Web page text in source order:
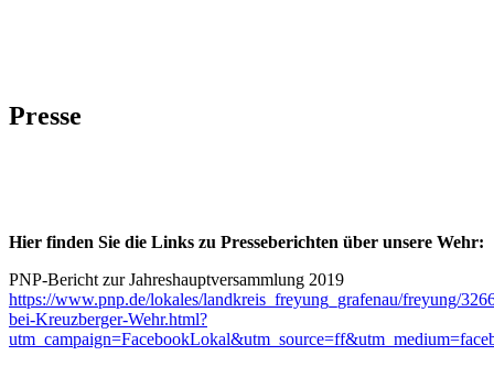
Presse
Hier finden Sie die Links zu Presseberichten über unsere Wehr:
PNP-Bericht zur Jahreshauptversammlung 2019
https://www.pnp.de/lokales/landkreis_freyung_grafenau/freyung/
bei-Kreuzberger-Wehr.html?